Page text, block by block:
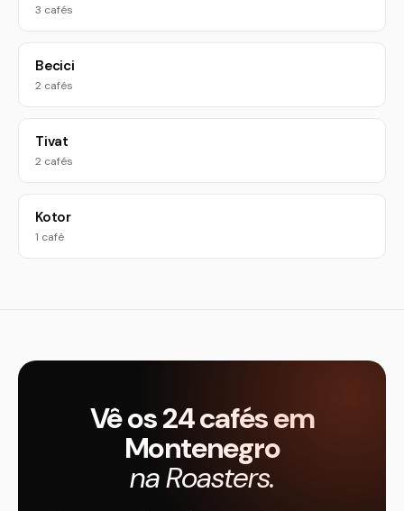
3 cafés
Becici
2 cafés
Tivat
2 cafés
Kotor
1 café
Vê os 24 cafés em
Montenegro
na Roasters.